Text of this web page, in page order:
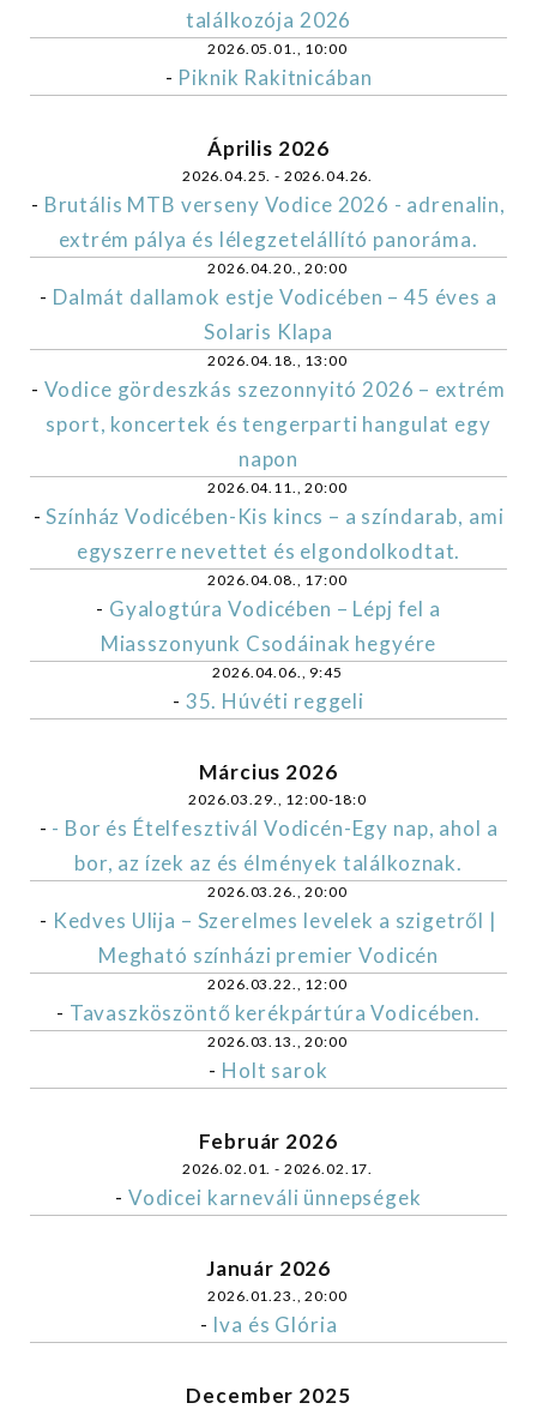
találkozója 2026
2026.05.01., 10:00
- Piknik Rakitnicában
Április 2026
2026.04.25. - 2026.04.26.
- Brutális MTB verseny Vodice 2026 - adrenalin,
extrém pálya és lélegzetelállító panoráma.
2026.04.20., 20:00
- Dalmát dallamok estje Vodicében – 45 éves a
Solaris Klapa
2026.04.18., 13:00
- Vodice gördeszkás szezonnyitó 2026 – extrém
sport, koncertek és tengerparti hangulat egy
napon
2026.04.11., 20:00
-Színház Vodicében-Kis kincs – a színdarab, ami
egyszerre nevettet és elgondolkodtat.
2026.04.08., 17:00
- Gyalogtúra Vodicében – Lépj fel a
Miasszonyunk Csodáinak hegyére
2026.04.06., 9:45
- 35. Húvéti reggeli
Március 2026
2026.03.29., 12:00-18:0
- - Bor és Ételfesztivál Vodicén-Egy nap, ahol a
bor, az ízek az és élmények találkoznak.
2026.03.26., 20:00
- Kedves Ulija – Szerelmes levelek a szigetről |
Megható színházi premier Vodicén
2026.03.22., 12:00
- Tavaszköszöntő kerékpártúra Vodicében.
2026.03.13., 20:00
- Holt sarok
Február 2026
2026.02.01. - 2026.02.17.
- Vodicei karneváli ünnepségek
Január 2026
2026.01.23., 20:00
- Iva és Glória
December 2025